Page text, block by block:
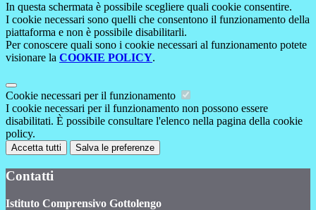
In questa schermata è possibile scegliere quali cookie consentire.
I cookie necessari sono quelli che consentono il funzionamento della
piattaforma e non è possibile disabilitarli.
Per conoscere quali sono i cookie necessari al funzionamento potete
visionare la COOKIE POLICY.
Cookie necessari per il funzionamento
I cookie necessari per il funzionamento non possono essere
disabilitati. È possibile consultare l'elenco nella pagina della cookie
policy.
Accetta tutti Salva le preferenze
Contatti
Istituto Comprensivo Gottolengo